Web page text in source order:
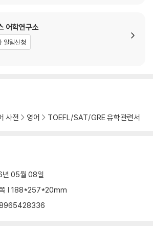
어학연구소
알림신청
사전 영어 TOEFL/SAT/GRE 유학관련서
05월 08일
| 188*257*20mm